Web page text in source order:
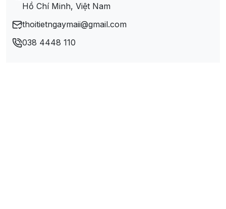
Xã Trấn Yên
Xã Vạn Thủy
Hồ Chí Minh, Việt Nam
thoitietngaymaii@gmail.com
038 4448 110